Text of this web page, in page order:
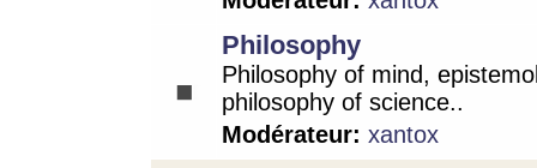
Philosophy
Philosophy of mind,
philosophy of science..
Modérateur: xantox